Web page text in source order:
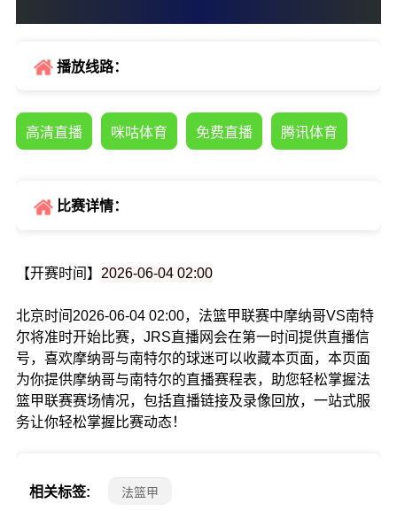
完赛
播放线路：
高清直播 咪咕体育 免费直播 腾讯体育
比赛详情：
【开赛时间】 2026-06-04 02:00
北京时间2026-06-04 02:00，法篮甲联赛中摩纳哥VS南特
尔将准时开始比赛，JRS直播网会在第一时间提供直播信
号，喜欢摩纳哥与南特尔的球迷可以收藏本页面，本页面
为你提供摩纳哥与南特尔的直播赛程表，助您轻松掌握法
篮甲联赛赛场情况，包括直播链接及录像回放，一站式服
务让你轻松掌握比赛动态！
相关标签: 法篮甲